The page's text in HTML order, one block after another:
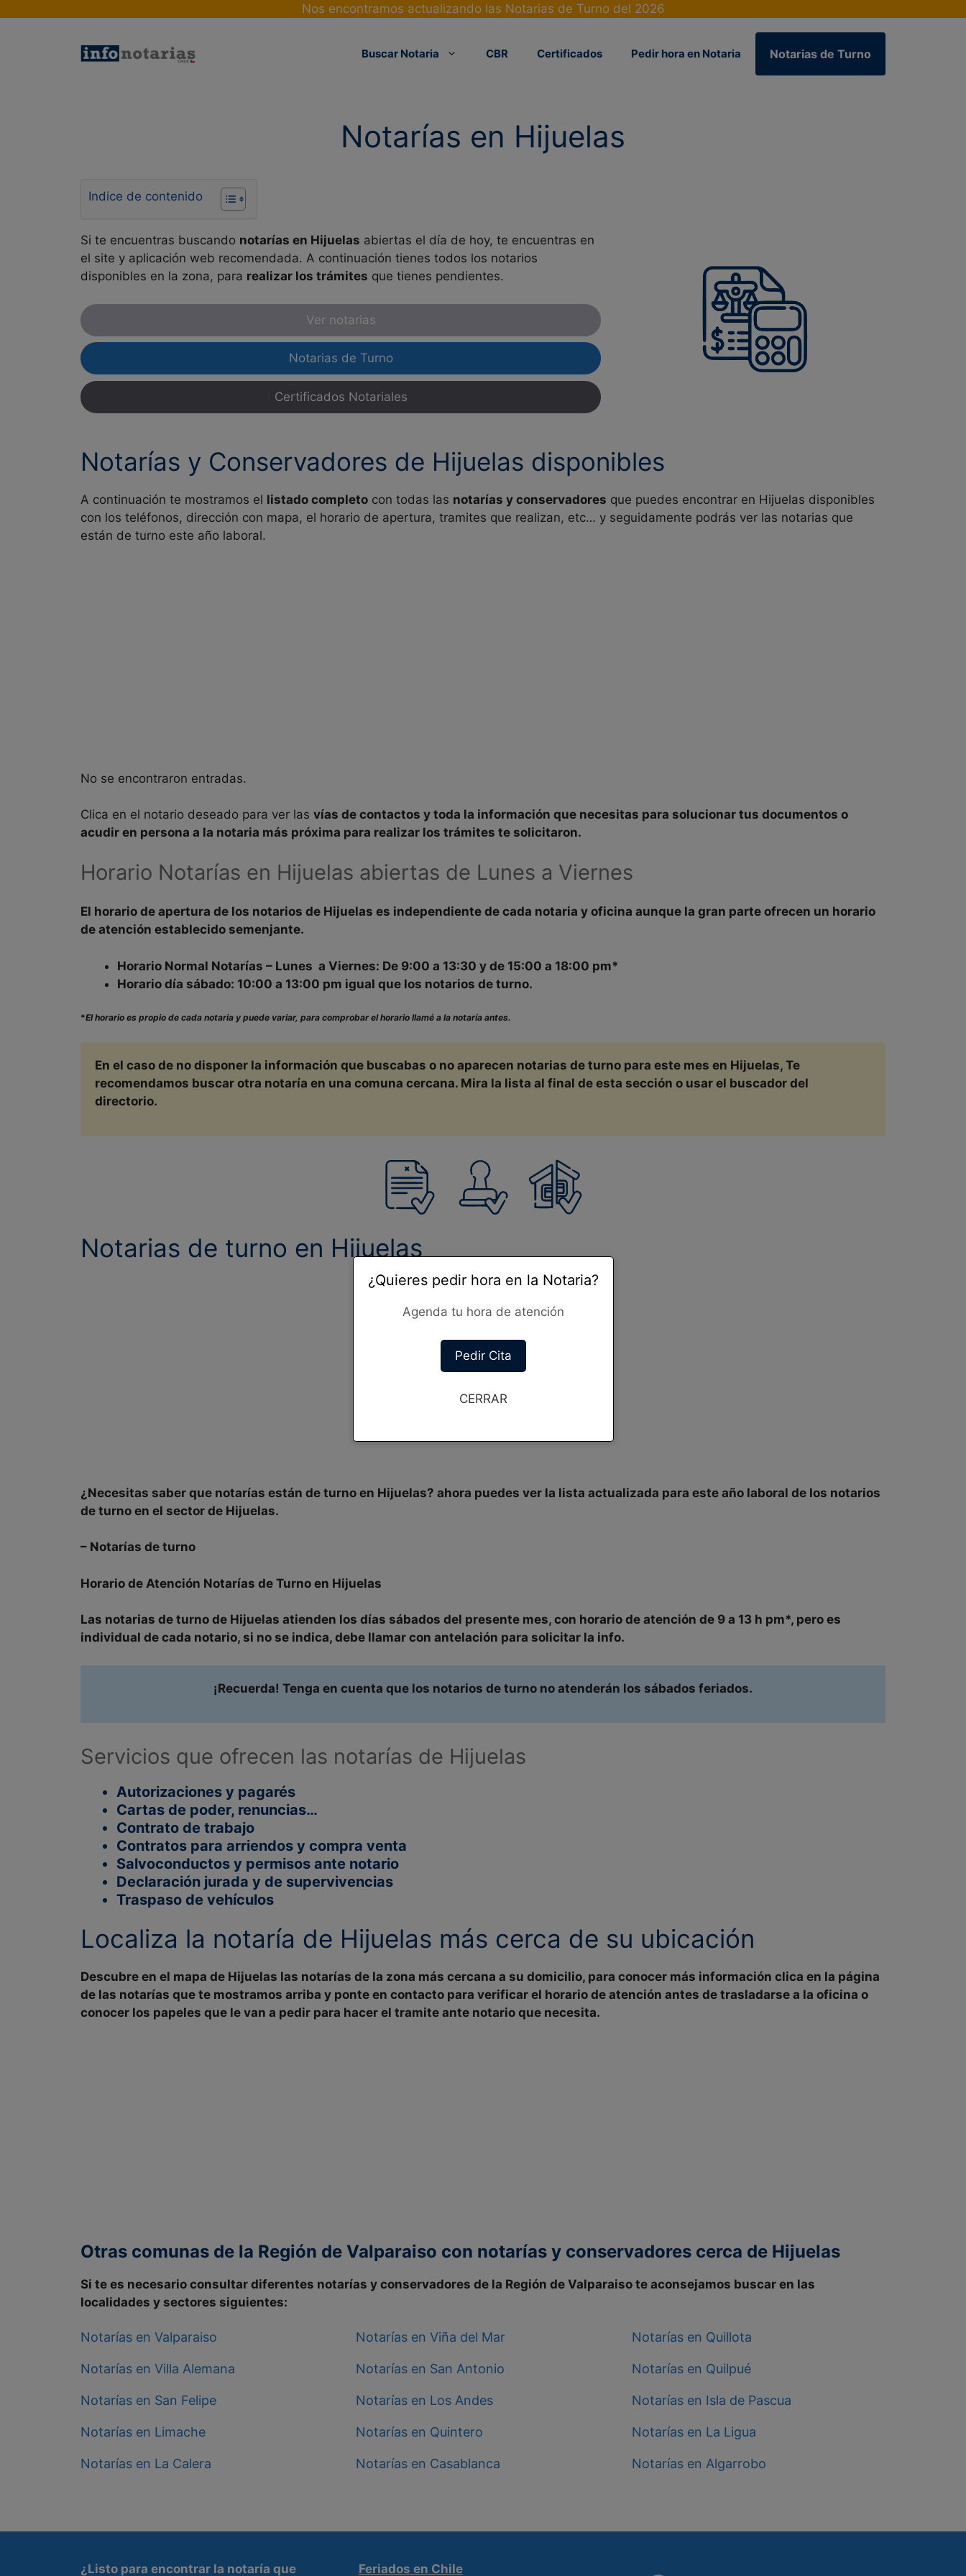
Nos encontramos actualizando las Notarias de Turno del 2026
Buscar Notaria CBR Certificados Pedir hora en Notaria Notarias de Turno
Notarías en Hijuelas
Indice de contenido
Si te encuentras buscando notarías en Hijuelas abiertas el día de hoy, te encuentras en
el site y aplicación web recomendada. A continuación tienes todos los notarios
disponibles en la zona, para realizar los trámites que tienes pendientes.
Ver notarias
Notarias de Turno
Certificados Notariales
Notarías y Conservadores de Hijuelas disponibles
A continuación te mostramos el listado completo con todas las notarías y conservadores que puedes encontrar en Hijuelas disponibles
con los teléfonos, dirección con mapa, el horario de apertura, tramites que realizan, etc… y seguidamente podrás ver las notarias que
están de turno este año laboral.
No se encontraron entradas.
Clica en el notario deseado para ver las vías de contactos y toda la información que necesitas para solucionar tus documentos o
acudir en persona a la notaria más próxima para realizar los trámites te solicitaron.
Horario Notarías en Hijuelas abiertas de Lunes a Viernes
El horario de apertura de los notarios de Hijuelas es independiente de cada notaria y oficina aunque la gran parte ofrecen un horario
de atención establecido semenjante.
Horario Normal Notarías – Lunes a Viernes: De 9:00 a 13:30 y de 15:00 a 18:00 pm*
Horario día sábado: 10:00 a 13:00 pm igual que los notarios de turno.
*El horario es propio de cada notaria y puede variar, para comprobar el horario llamé a la notaría antes.
En el caso de no disponer la información que buscabas o no aparecen notarias de turno para este mes en Hijuelas, Te
recomendamos buscar otra notaría en una comuna cercana. Mira la lista al final de esta sección o usar el buscador del
directorio.
Notarias de turno en Hijuelas
¿Necesitas saber que notarías están de turno en Hijuelas? ahora puedes ver la lista actualizada para este año laboral de los notarios
de turno en el sector de Hijuelas.
– Notarías de turno
Horario de Atención Notarías de Turno en Hijuelas
Las notarias de turno de Hijuelas atienden los días sábados del presente mes, con horario de atención de 9 a 13 h pm*, pero es
individual de cada notario, si no se indica, debe llamar con antelación para solicitar la info.
¡Recuerda! Tenga en cuenta que los notarios de turno no atenderán los sábados feriados.
Servicios que ofrecen las notarías de Hijuelas
Autorizaciones y pagarés
Cartas de poder, renuncias…
Contrato de trabajo
Contratos para arriendos y compra venta
Salvoconductos y permisos ante notario
Declaración jurada y de supervivencias
Traspaso de vehículos
Localiza la notaría de Hijuelas más cerca de su ubicación
Descubre en el mapa de Hijuelas las notarías de la zona más cercana a su domicilio, para conocer más información clica en la página
de las notarías que te mostramos arriba y ponte en contacto para verificar el horario de atención antes de trasladarse a la oficina o
conocer los papeles que le van a pedir para hacer el tramite ante notario que necesita.
Otras comunas de la Región de Valparaiso con notarías y conservadores cerca de Hijuelas
Si te es necesario consultar diferentes notarías y conservadores de la Región de Valparaiso te aconsejamos buscar en las
localidades y sectores siguientes:
Notarías en Valparaiso Notarías en Viña del Mar Notarías en Quillota
Notarías en Villa Alemana Notarías en San Antonio Notarías en Quilpué
Notarías en San Felipe Notarías en Los Andes Notarías en Isla de Pascua
Notarías en Limache Notarías en Quintero Notarías en La Ligua
Notarías en La Calera Notarías en Casablanca Notarías en Algarrobo
¿Listo para encontrar la notaría que Feriados en Chile
¿Quieres pedir hora en la Notaria?
Agenda tu hora de atención
Pedir Cita
CERRAR